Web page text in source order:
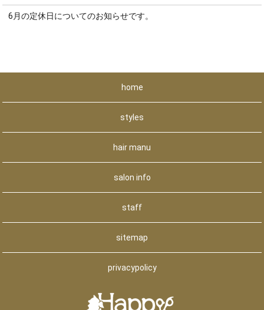
6月の定休日についてのお知らせです。
home
styles
hair manu
salon info
staff
sitemap
privacypolicy